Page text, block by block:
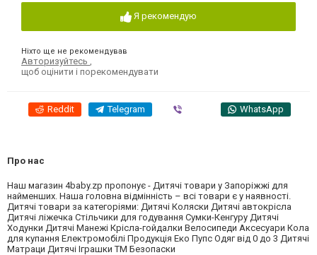
Я рекомендую
Ніхто ще не рекомендував
Авторизуйтесь
щоб оцінити і порекомендувати
Reddit Telegram WhatsApp
Про нас
Наш магазин 4baby.zp пропонує - Дитячі товари у Запоріжжі для
найменших. Наша головна відмінність – всі товари є у наявності.
Дитячі товари за категоріями: Дитячі Коляски Дитячі автокрісла
Дитячі ліжечка Стільчики для годування Сумки-Кенгуру Дитячі
Ходунки Дитячі Манежі Крісла-гойдалки Велосипеди Аксесуари Кола
для купання Електромобілі Продукція Еко Пупс Одяг від 0 до 3 Дитячі
Матраци Дитячі Іграшки ТМ Безопаски